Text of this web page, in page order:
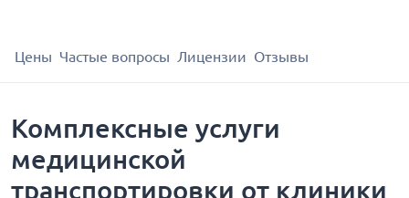
Цены Частые вопросы Лицензии Отзывы
Комплексные услуги
медицинской
транспортировки от клиники